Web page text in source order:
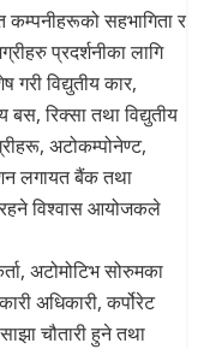
कम्पनीहरूको सहभागिता र
प्रदर्शनीका लागि
विद्युतीय कार,
रिक्सा तथा विद्युतीय
अटोकम्पोनेण्ट,
लगायत बैंक तथा
रहने विश्वास आयोजकले
अटोमोटिभ सोरुमका
अधिकारी, कर्पोरेट
चौतारी हुने तथा